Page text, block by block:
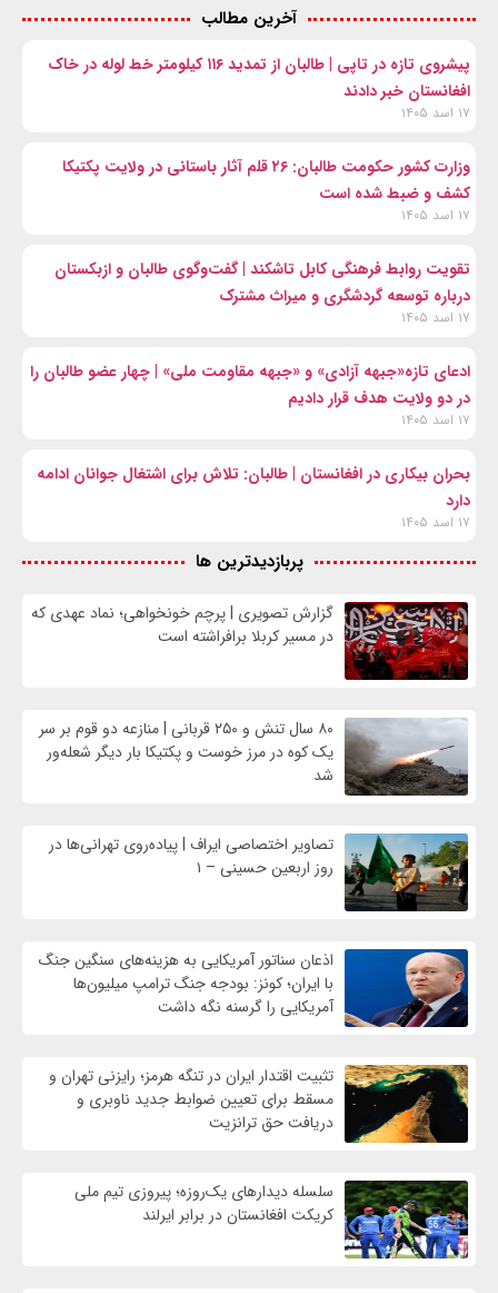
آخرین مطالب
پیشروی تازه در تاپی | طالبان از تمدید ۱۱۶ کیلومتر خط لوله در خاک
افغانستان خبر دادند
۱۷ اسد ۱۴۰۵
وزارت کشور حکومت طالبان: ۲۶ قلم آثار باستانی در ولایت پکتیکا
کشف و ضبط شده است
۱۷ اسد ۱۴۰۵
تقویت روابط فرهنگی کابل تاشکند | گفت‌وگوی طالبان و ازبکستان
درباره توسعه گردشگری و میراث مشترک
۱۷ اسد ۱۴۰۵
ادعای تازه«جبهه آزادی» و «جبهه مقاومت ملی» | چهار عضو طالبان را
در دو ولایت هدف قرار دادیم
۱۷ اسد ۱۴۰۵
بحران بیکاری در افغانستان | طالبان: تلاش برای اشتغال جوانان ادامه
دارد
۱۷ اسد ۱۴۰۵
پربازدیدترین ها
گزارش تصویری | پرچم خونخواهی؛ نماد عهدی که
در مسیر کربلا برافراشته است
۸۰ سال تنش و ۲۵۰ قربانی | منازعه دو قوم بر سر
یک کوه در مرز خوست و پکتیکا بار دیگر شعله‌ور
شد
تصاویر اختصاصی ایراف | پیاده‌روی تهرانی‌ها در
روز اربعین حسینی – ۱
اذعان سناتور آمریکایی به هزینه‌های سنگین جنگ
با ایران؛ کونز: بودجه جنگ ترامپ میلیون‌ها
آمریکایی را گرسنه نگه داشت
تثبیت اقتدار ایران در تنگه هرمز؛ رایزنی تهران و
مسقط برای تعیین ضوابط جدید ناوبری و
دریافت حق ترانزیت
سلسله دیدارهای یک‌روزه؛ پیروزی تیم ملی
کریکت افغانستان در برابر ایرلند